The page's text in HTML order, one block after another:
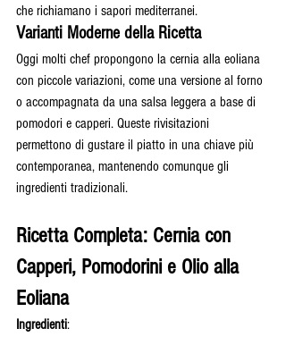
che richiamano i sapori mediterranei.
Varianti Moderne della Ricetta
Oggi molti chef propongono la cernia alla eoliana
con piccole variazioni, come una versione al forno
o accompagnata da una salsa leggera a base di
pomodori e capperi. Queste rivisitazioni
permettono di gustare il piatto in una chiave più
contemporanea, mantenendo comunque gli
ingredienti tradizionali.
Ricetta Completa: Cernia con
Capperi, Pomodorini e Olio alla
Eoliana
Ingredienti: